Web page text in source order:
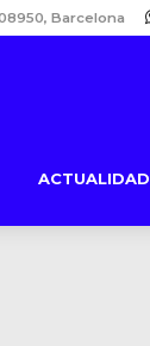
Barcelona
ACTUALIDAD